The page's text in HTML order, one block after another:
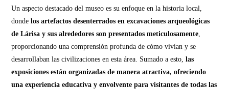
Un aspecto destacado del museo es su enfoque en la historia local,
dondelos artefactos desenterrados en excavaciones arqueológicas
de Lárisa y sus alrededores son presentados meticulosamente,
proporcionando una comprensión profunda de cómo vivían y se
desarrollaban las civilizaciones en esta área. Sumado a esto,las
exposiciones están organizadas de manera atractiva, ofreciendo
una experiencia educativa y envolvente para visitantes de todas las